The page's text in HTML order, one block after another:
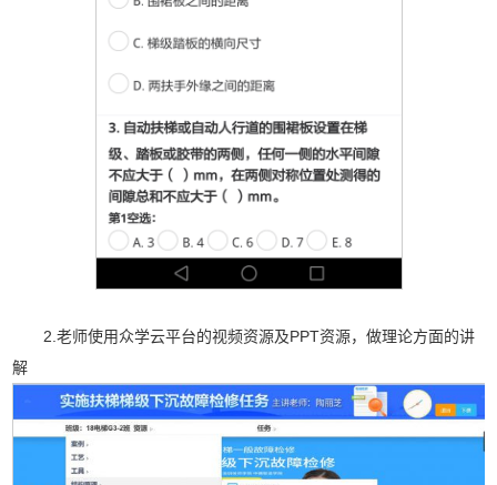
2.老师使用众学云平台的视频资源及PPT资源，做理论方面的讲
解